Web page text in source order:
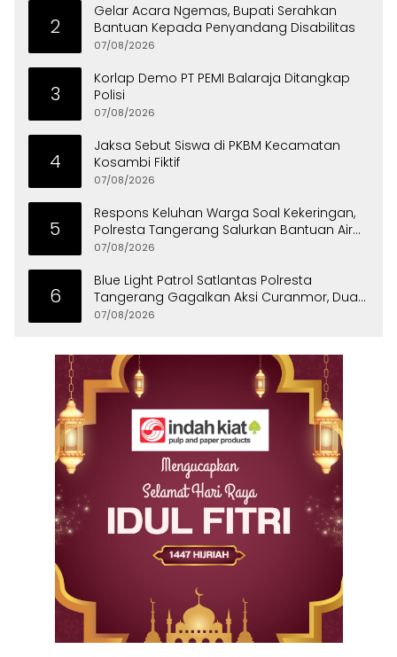
2
Gelar Acara Ngemas, Bupati Serahkan
Bantuan Kepada Penyandang Disabilitas
07/08/2026
3
Korlap Demo PT PEMI Balaraja Ditangkap
Polisi
07/08/2026
4
Jaksa Sebut Siswa di PKBM Kecamatan
Kosambi Fiktif
07/08/2026
5
Respons Keluhan Warga Soal Kekeringan,
Polresta Tangerang Salurkan Bantuan Air
Bersih ke Panongan
07/08/2026
6
Blue Light Patrol Satlantas Polresta
Tangerang Gagalkan Aksi Curanmor, Dua
Pria Diamankan
07/08/2026